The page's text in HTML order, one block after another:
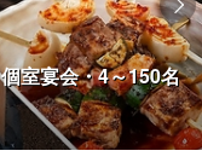
室宴会・4～150名